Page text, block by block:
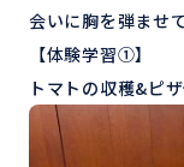
会いに胸を弾ませ
【体験学習①】
トマトの収穫&ピ